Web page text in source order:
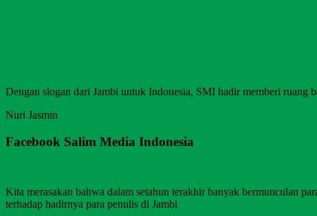
Dengan slogan dari Jambi untuk Indonesia, SMI hadir memberi ruang
Nuri Jasmin
Facebook Salim Media Indonesia
Kita merasakan bahwa dalam setahun terakhir banyak bermunculan
terhadap hadirnya para penulis di Jambi